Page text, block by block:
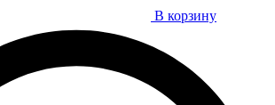
В корзину